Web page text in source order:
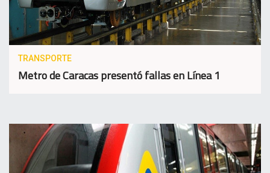
TRANSPORTE
Metro de Caracas presentó fallas en Línea 1